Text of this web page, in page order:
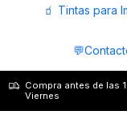
🧃 Tintas para
Compra antes de las
Viernes